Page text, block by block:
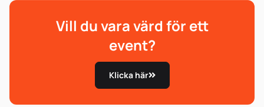
Vill du vara värd för ett
event?
Klicka här